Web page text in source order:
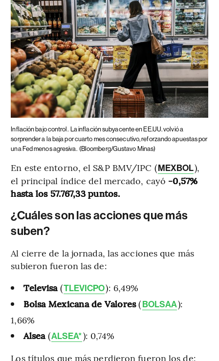
Inflación bajo control. La inflación subyacente en EE.UU. volvió a
sorprender a la baja por cuarto mes consecutivo, reforzando apuestas por
una Fed menos agresiva. (Bloomberg/Gustavo Minas)
En este entorno, el S&P BMV/IPC (MEXBOL),
el principal índice del mercado, cayó -0,57%
hasta los 57.767,33 puntos.
¿Cuáles son las acciones que más
suben?
Al cierre de la jornada, las acciones que más
subieron fueron las de:
Televisa (TLEVICPO): 6,49%
Bolsa Mexicana de Valores(BOLSAA):
1,66%
Alsea (ALSEA*): 0,74%
Los títulos que más perdieron fueron los de: